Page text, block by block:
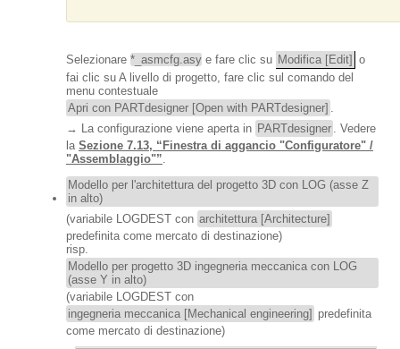
Selezionare *_asmcfg.asy e fare clic su Modifica [Edit] o
fai clic su A livello di progetto, fare clic sul comando del
menu contestuale
Apri con PARTdesigner [Open with PARTdesigner]
→ La configurazione viene aperta in PARTdesigner
. Vedere
la Sezione 7.13, “Finestra di aggancio "Configuratore" /
"Assemblaggio"”
Modello per l'architettura del progetto 3D con LOG (asse Z
in alto)
(variabile LOGDEST con architettura [Architecture]
predefinita come mercato di destinazione)
risp.
Modello per progetto 3D ingegneria meccanica con LOG
(asse Y in alto)
(variabile LOGDEST con
ingegneria meccanica [Mechanical engineering] predefinita
come mercato di destinazione)